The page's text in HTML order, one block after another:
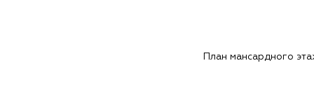
План мансардного